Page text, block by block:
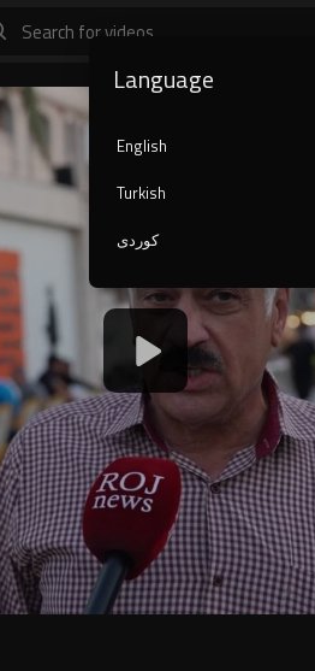
Language
English
Turkish
کوردی